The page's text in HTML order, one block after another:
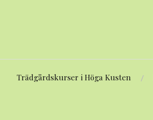
Trädgårdskurser i Höga Kusten